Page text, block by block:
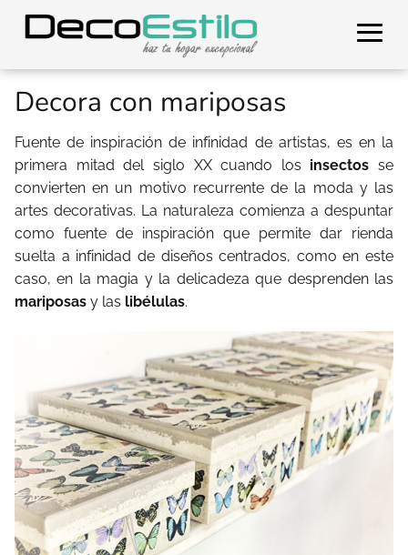
Decora con mariposas
Fuente de inspiración de infinidad de artistas, es en la
primera mitad del siglo XX cuando los insectos se
convierten en un motivo recurrente de la moda y las
artes decorativas. La naturaleza comienza a despuntar
como fuente de inspiración que permite dar rienda
suelta a infinidad de diseños centrados, como en este
caso, en la magia y la delicadeza que desprenden las
mariposas y las libélulas.